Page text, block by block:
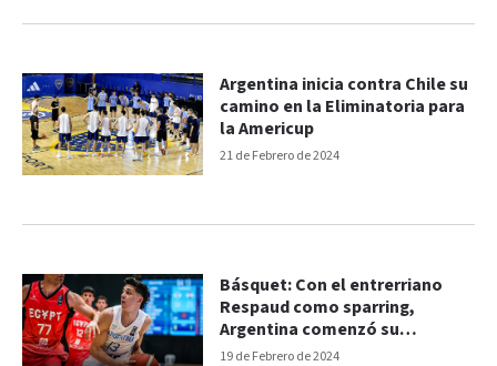
21 de Febrero de 2024
Argentina inicia contra Chile su
camino en la Eliminatoria para
la Americup
19 de Febrero de 2024
Básquet: Con el entrerriano
Respaud como sparring,
Argentina comenzó su
preparación